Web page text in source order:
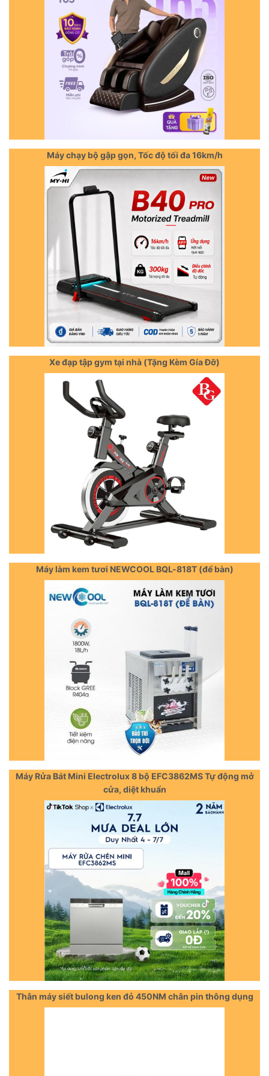
Máy chạy bộ gập gọn, Tốc độ tối đa 16km/h
Xe đạp tập gym tại nhà (Tặng Kèm Gía Đỡ)
Máy làm kem tươi NEWCOOL BQL-818T (để bàn)
Máy Rửa Bát Mini Electrolux 8 bộ EFC3862MS Tự động mở
cửa, diệt khuẩn
Thân máy siết bulong ken đỏ 450NM chân pin thông dụng